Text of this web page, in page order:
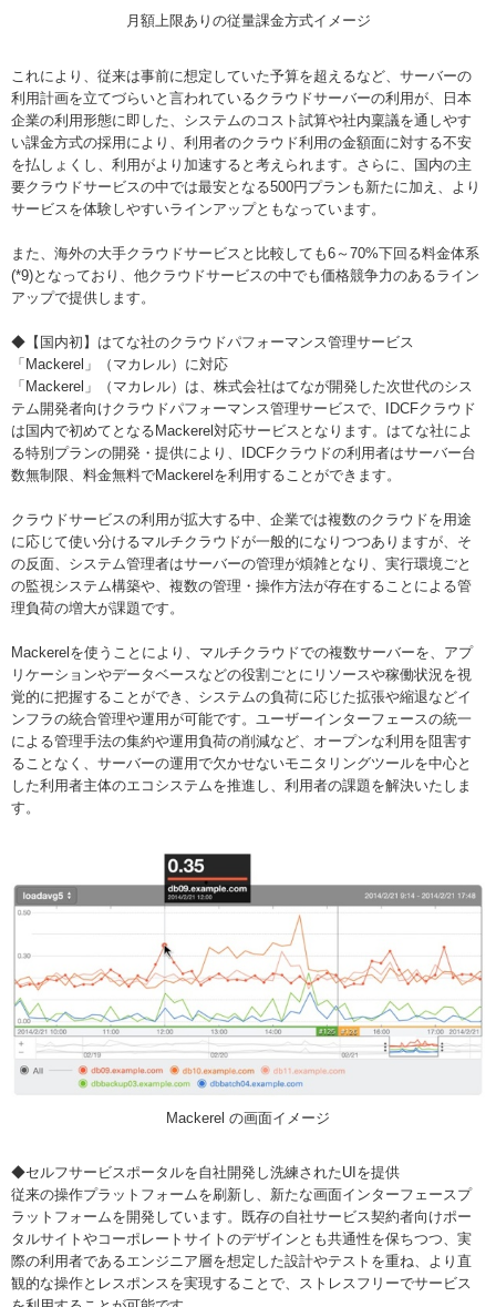
月額上限ありの従量課金方式イメージ
これにより、従来は事前に想定していた予算を超えるなど、サーバーの
利用計画を立てづらいと言われているクラウドサーバーの利用が、日本
企業の利用形態に即した、システムのコスト試算や社内稟議を通しやす
い課金方式の採用により、利用者のクラウド利用の金額面に対する不安
を払しょくし、利用がより加速すると考えられます。さらに、国内の主
要クラウドサービスの中では最安となる500円プランも新たに加え、より
サービスを体験しやすいラインアップともなっています。
また、海外の大手クラウドサービスと比較しても6～70%下回る料金体系
(*9)となっており、他クラウドサービスの中でも価格競争力のあるライン
アップで提供します。
◆【国内初】はてな社のクラウドパフォーマンス管理サービス
「Mackerel」（マカレル）に対応
「Mackerel」（マカレル）は、株式会社はてなが開発した次世代のシス
テム開発者向けクラウドパフォーマンス管理サービスで、IDCFクラウド
は国内で初めてとなるMackerel対応サービスとなります。はてな社によ
る特別プランの開発・提供により、IDCFクラウドの利用者はサーバー台
数無制限、料金無料でMackerelを利用することができます。
クラウドサービスの利用が拡大する中、企業では複数のクラウドを用途
に応じて使い分けるマルチクラウドが一般的になりつつありますが、そ
の反面、システム管理者はサーバーの管理が煩雑となり、実行環境ごと
の監視システム構築や、複数の管理・操作方法が存在することによる管
理負荷の増大が課題です。
Mackerelを使うことにより、マルチクラウドでの複数サーバーを、アプ
リケーションやデータベースなどの役割ごとにリソースや稼働状況を視
覚的に把握することができ、システムの負荷に応じた拡張や縮退などイ
ンフラの統合管理や運用が可能です。ユーザーインターフェースの統一
による管理手法の集約や運用負荷の削減など、オープンな利用を阻害す
ることなく、サーバーの運用で欠かせないモニタリングツールを中心と
した利用者主体のエコシステムを推進し、利用者の課題を解決いたしま
す。
Mackerel の画面イメージ
◆セルフサービスポータルを自社開発し洗練されたUIを提供
従来の操作プラットフォームを刷新し、新たな画面インターフェースプ
ラットフォームを開発しています。既存の自社サービス契約者向けポー
タルサイトやコーポレートサイトのデザインとも共通性を保ちつつ、実
際の利用者であるエンジニア層を想定した設計やテストを重ね、より直
観的な操作とレスポンスを実現することで、ストレスフリーでサービス